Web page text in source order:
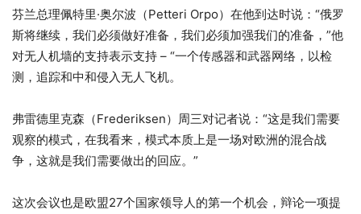
芬兰总理佩特里·奥尔波（Petteri Orpo）在他到达时说：“俄罗
斯将继续，我们必须做好准备，我们必须加强我们的准备，”他
对无人机墙的支持表示支持 – “一个传感器和武器网络，以检
测，追踪和中和侵入无人飞机。
弗雷德里克森（Frederiksen）周三对记者说：“这是我们需要
观察的模式，在我看来，模式本质上是一场对欧洲的混合战
争，这就是我们需要做出的回应。”
这次会议也是欧盟27个国家领导人的第一个机会，辩论一项提